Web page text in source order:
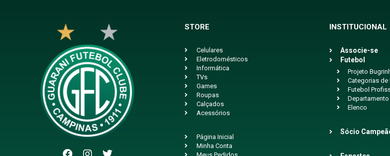
STORE
Celulares
Eletrodomésticos
Informática
TVs
Games
Roupas
Calçados
Acessórios
Página Inicial
Minha Conta
INSTITUCIONAL
Associe-se
Futebol
Projeto
Categorias de
Futebol
Elenco
Sócio